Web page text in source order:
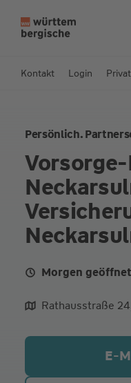
InKontakt Login
Persönlich.
Morgen
Mo.
09:00 - 12:00
Rathausstraße
E-